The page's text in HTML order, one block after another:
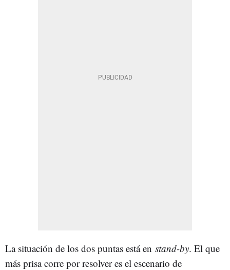
La situación de los dos puntas está en stand-by. El que
más prisa corre por resolver es el escenario de